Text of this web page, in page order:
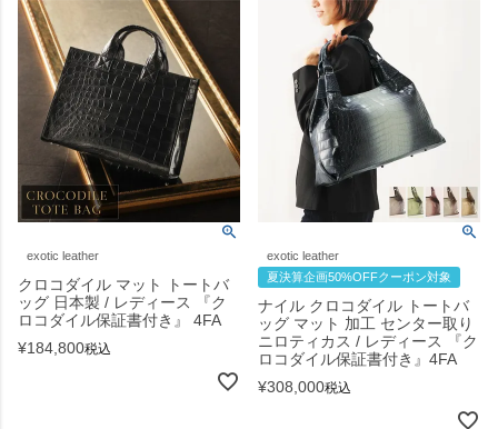
exotic leather
クロコダイル マット トートバ
ッグ 日本製 / レディース 『ク
ロコダイル保証書付き』 4FA
¥184,800税込
exotic leather
夏決算企画50%OFFクーポン対象
ナイル クロコダイル トートバ
ッグ マット 加工 センター取り
ニロティカス / レディース 『ク
ロコダイル保証書付き』4FA
¥308,000税込